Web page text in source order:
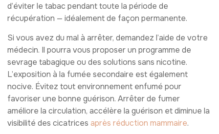
d’éviter le tabac pendant toute la période de
récupération — idéalement de façon permanente.
Si vous avez du mal à arrêter, demandez l’aide de votre
médecin. Il pourra vous proposer un programme de
sevrage tabagique ou des solutions sans nicotine.
L’exposition à la fumée secondaire est également
nocive. Évitez tout environnement enfumé pour
favoriser une bonne guérison. Arrêter de fumer
améliore la circulation, accélère la guérison et diminue la
visibilité des cicatrices après réduction mammaire.